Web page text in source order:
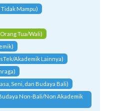
Mampu)
Tua/Wali)
Akademik Lainnya)
Seni, dan Budaya Bali)
Non-Bali/Non Akademik